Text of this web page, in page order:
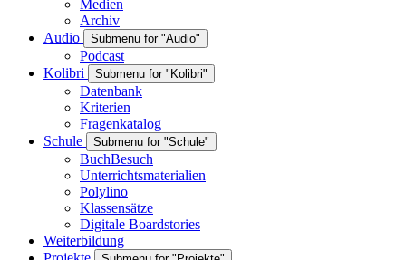
Medien
Archiv
Audio
Submenu for "Audio"
Podcast
Kolibri
Submenu for "Kolibri"
Datenbank
Kriterien
Fragenkatalog
Schule
Submenu for "Schule"
BuchBesuch
Unterrichtsmaterialien
Polylino
Klassensätze
Digitale Boardstories
Weiterbildung